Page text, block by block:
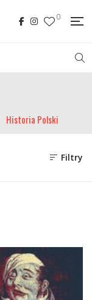
0
Historia Polski
Filtry